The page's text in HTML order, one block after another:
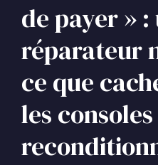
de payer » :
réparateur
ce que
les consoles